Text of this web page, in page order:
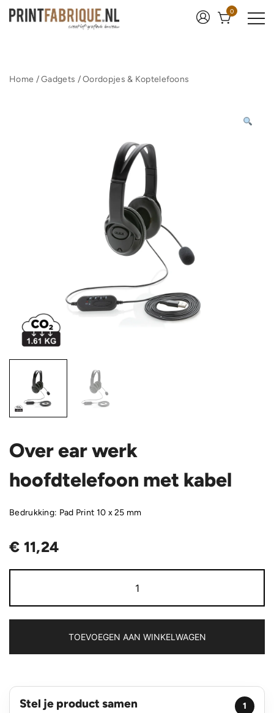
naar
0
Home /Gadgets /Oordopjes & Koptelefoons
Over ear werk
hoofdtelefoon met kabel
Bedrukking: Pad Print 10 x 25 mm
€ 11,24
ear
met
kabel
TOEVOEGEN AAN WINKELWAGEN
Stel je product samen 1